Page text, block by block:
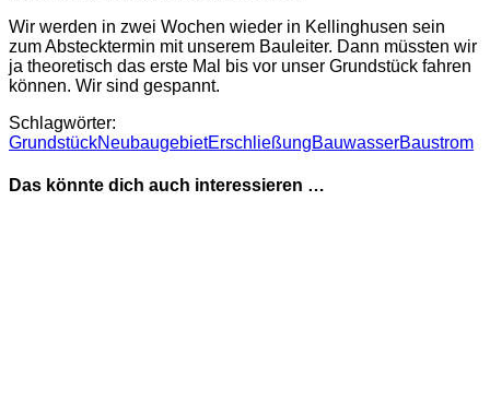
Wir werden in zwei Wochen wieder in Kellinghusen sein
zum Abstecktermin mit unserem Bauleiter. Dann müssten wir
ja theoretisch das erste Mal bis vor unser Grundstück fahren
können. Wir sind gespannt.
Schlagwörter:
GrundstückNeubaugebietErschließungBauwasserBaustrom
Das könnte dich auch interessieren …